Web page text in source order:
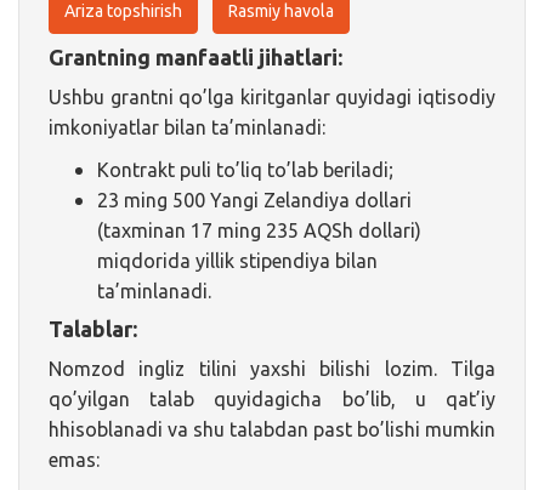
Ariza topshirish Rasmiy havola
Grantning manfaatli jihatlari:
Ushbu grantni qo’lga kiritganlar quyidagi iqtisodiy
imkoniyatlar bilan ta’minlanadi:
Kontrakt puli to’liq to’lab beriladi;
23 ming 500 Yangi Zelandiya dollari
(taxminan 17 ming 235 AQSh dollari)
miqdorida yillik stipendiya bilan
ta’minlanadi.
Talablar:
Nomzod ingliz tilini yaxshi bilishi lozim. Tilga
qo’yilgan talab quyidagicha bo’lib, u qat’iy
hhisoblanadi va shu talabdan past bo’lishi mumkin
emas: